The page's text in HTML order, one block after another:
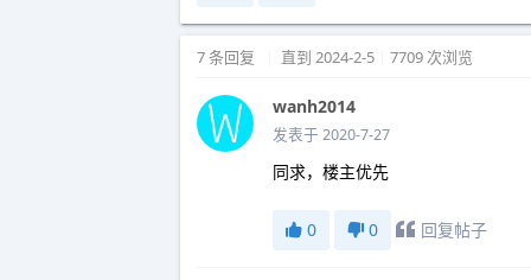
7 条回复 直到 2024-2-5 7709 次浏览
wanh2014
发表于 2020-7-27
同求，楼主优先
0 0 回复帖子